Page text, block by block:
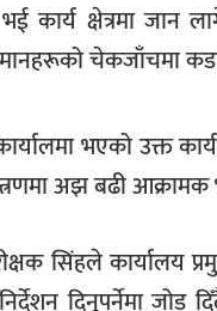
कार्य क्षेत्रमा जान
चेकजाँचमा
कार्यालमा भएको उक्त
अझ बढी आक्रामक
सिंहले कार्यालय
दिनुपर्नेमा जोड